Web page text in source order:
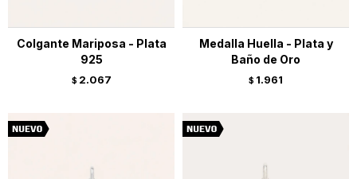
Colgante Mariposa - Plata
925
$ 2.067
Medalla Huella - Plata y
Baño de Oro
$ 1.961